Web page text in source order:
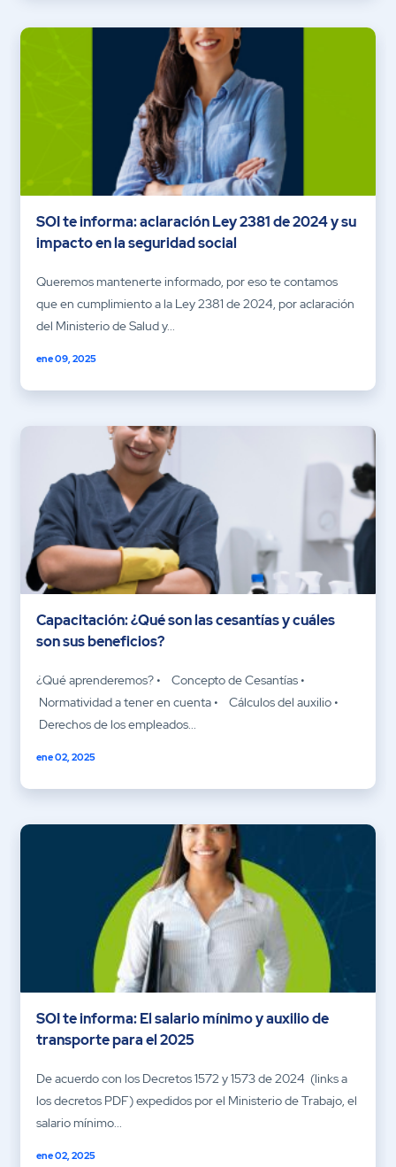
SOI te informa: aclaración Ley 2381 de 2024 y su
impacto en la seguridad social
Queremos mantenerte informado, por eso te contamos
que en cumplimiento a la Ley 2381 de 2024, por aclaración
del Ministerio de Salud y...
ene 09, 2025
Capacitación: ¿Qué son las cesantías y cuáles
son sus beneficios?
¿Qué aprenderemos? • Concepto de Cesantías •
Normatividad a tener en cuenta • Cálculos del auxilio •
Derechos de los empleados...
ene 02, 2025
SOI te informa: El salario mínimo y auxilio de
transporte para el 2025
De acuerdo con los Decretos 1572 y 1573 de 2024 (links a
los decretos PDF) expedidos por el Ministerio de Trabajo, el
salario mínimo...
ene 02, 2025